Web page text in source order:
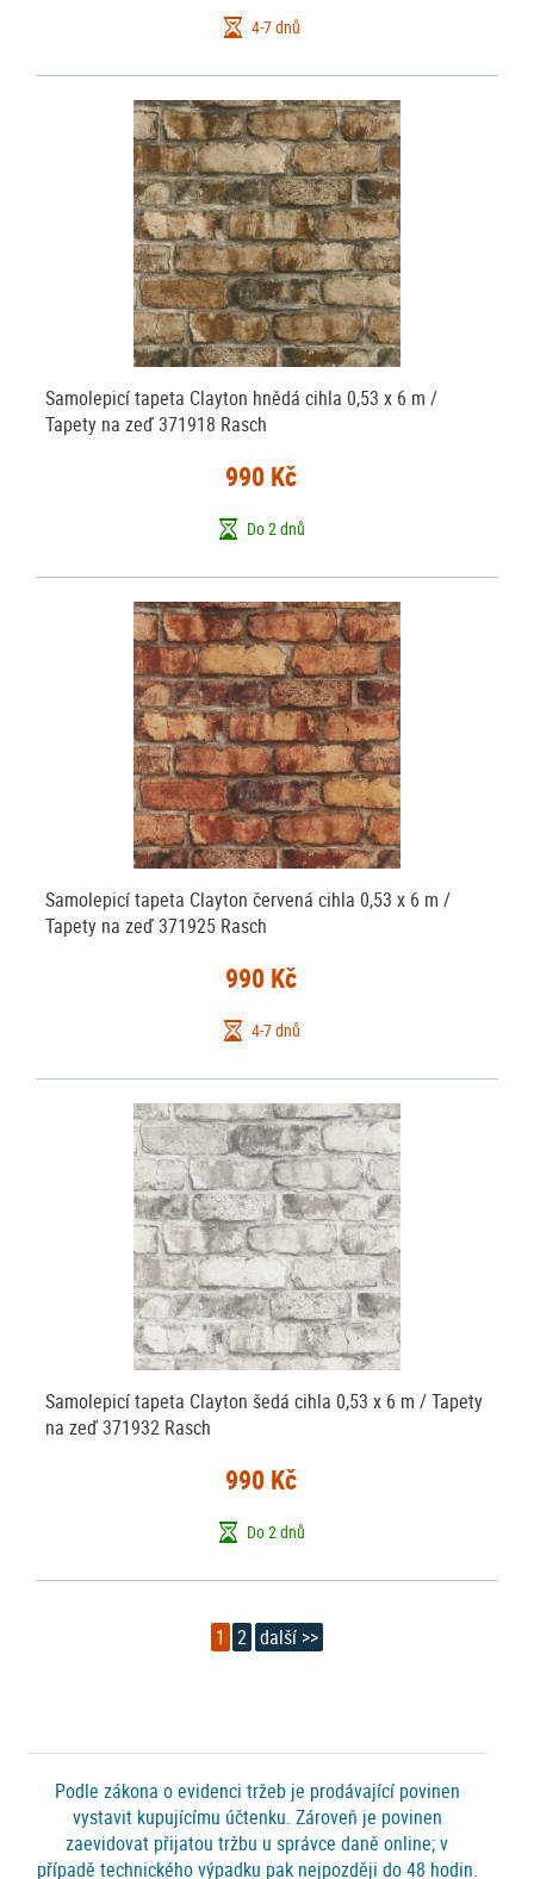
4-7 dnů
Samolepicí tapeta Clayton hnědá cihla 0,53 x 6 m /
Tapety na zeď 371918 Rasch
990 Kč
Do 2 dnů
Samolepicí tapeta Clayton červená cihla 0,53 x 6 m /
Tapety na zeď 371925 Rasch
990 Kč
4-7 dnů
Samolepicí tapeta Clayton šedá cihla 0,53 x 6 m / Tapety
na zeď 371932 Rasch
990 Kč
Do 2 dnů
1 2 další >>
Podle zákona o evidenci tržeb je prodávající povinen
vystavit kupujícímu účtenku. Zároveň je povinen
zaevidovat přijatou tržbu u správce daně online; v
případě technického výpadku pak nejpozději do 48 hodin.